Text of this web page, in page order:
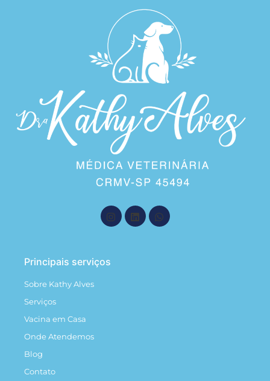
Principais serviços
Sobre Kathy Alves
Serviços
Vacina em Casa
Onde Atendemos
Blog
Contato